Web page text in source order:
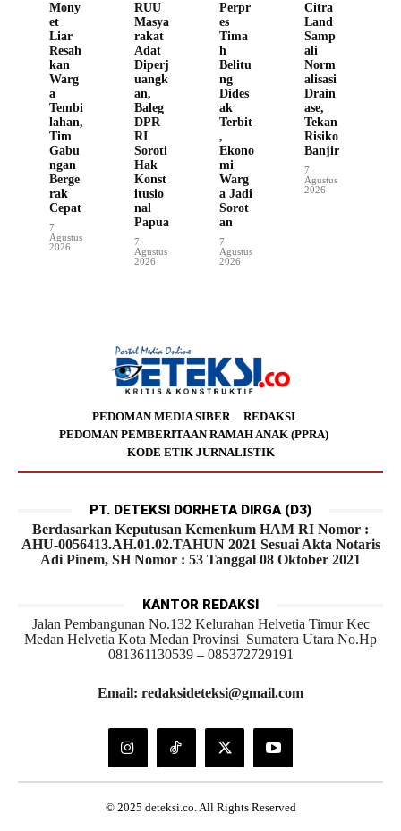
Mony
et
Liar
Resah
kan
Warg
a
Tembi
lahan,
Tim
Gabu
ngan
Berge
rak
Cepat
7
Agustus
2026
RUU
Masya
rakat
Adat
Diperj
uangk
an,
Baleg
DPR
RI
Soroti
Hak
Konst
itusio
nal
Papua
7
Agustus
2026
Perpr
es
Tima
h
Belitu
ng
Dides
ak
Terbit
,
Ekono
mi
Warg
a Jadi
Sorot
an
7
Agustus
2026
Citra
Land
Samp
ali
Norm
alisasi
Drain
ase,
Tekan
Risiko
Banjir
7
Agustus
2026
PEDOMAN MEDIA SIBER
REDAKSI
PEDOMAN PEMBERITAAN RAMAH ANAK (PPRA)
KODE ETIK JURNALISTIK
PT. DETEKSI DORHETA DIRGA (D3)
Berdasarkan Keputusan Kemenkum HAM RI Nomor :
AHU-0056413.AH.01.02.TAHUN 2021 Sesuai Akta Notaris
Adi Pinem, SH Nomor : 53 Tanggal 08 Oktober 2021
KANTOR REDAKSI
Jalan Pembangunan No.132 Kelurahan Helvetia Timur Kec
Medan Helvetia Kota Medan Provinsi Sumatera Utara No.Hp
081361130539 – 085372729191
Email: redaksideteksi@gmail.com
© 2025 deteksi.co. All Rights Reserved